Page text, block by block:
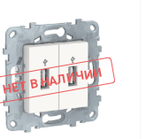
НЕТ В НАЛИЧИИ